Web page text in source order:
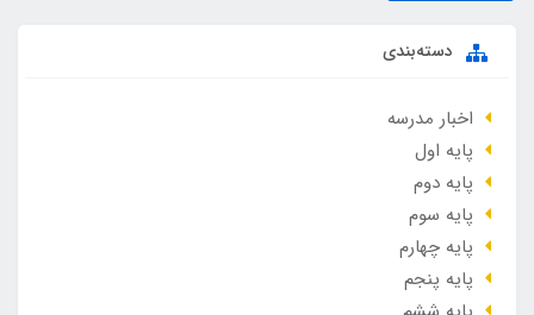
دسته‌بندی
اخبار مدرسه
پایه اول
پایه دوم
پایه سوم
پایه چهارم
پایه پنجم